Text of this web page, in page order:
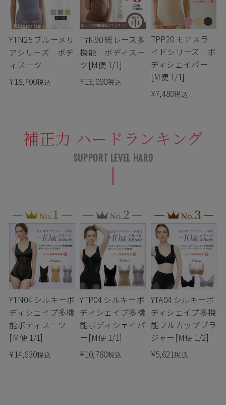
YTN25 ブルーメリ
アシリーズ ボデ
ィスーツ
¥18,700税込
TYN90 総レース多
機能 ボディスー
ツ[M便 1/1]
¥13,090税込
TPP20 モアスラ
イドシリーズ ボ
ディシェイパー
[M便 1/1]
¥7,480税込
補正力 ハードランキング
YTN04 シルキーボ
ディシェイプ多機
能ボディスーツ
[M便 1/1]
¥14,630税込
YTP04 シルキーボ
ディシェイプ多機
能ボディシェイパ
ー[M便 1/1]
¥10,780税込
YTA04 シルキーボ
ディシェイプ多機
能フルカップブラ
ジャー[M便 1/2]
¥5,621税込